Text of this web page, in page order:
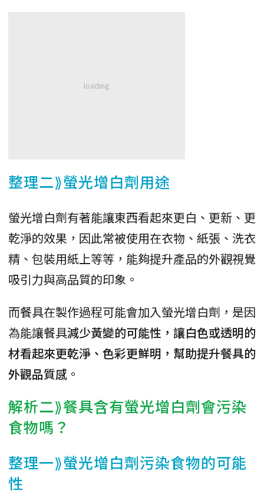
整理二⟫螢光增白劑用途
螢光增白劑有著能讓東西看起來更白、更新、更
乾淨的效果，因此常被使用在衣物、紙張、洗衣
精、包裝用紙上等等，能夠提升產品的外觀視覺
吸引力與高品質的印象。
而餐具在製作過程可能會加入螢光增白劑，是因
為能讓餐具減少黃變的可能性，讓白色或透明的
材看起來更乾淨、色彩更鮮明，幫助提升餐具的
外觀品質感 。
解析二⟫餐具含有螢光增白劑會污染
食物嗎？
整理一⟫螢光增白劑污染食物的可能
性